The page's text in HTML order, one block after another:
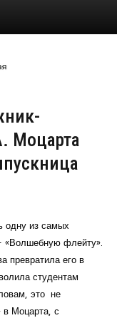
Моцарта
одну из самых
«Волшебную флейту».
превратила его в
студентам
это не
в Моцарта, с